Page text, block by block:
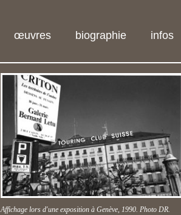
œuvres biographie infos
Affichage lors d'une exposition à Genève, 1990. Photo DR.